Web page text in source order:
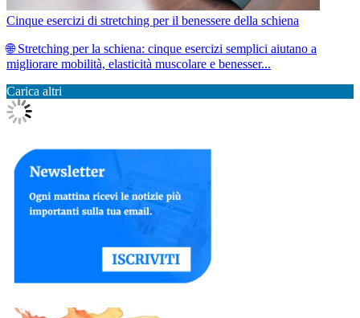
Cinque esercizi di stretching per il benessere della schiena
🌐 Stretching per la schiena: cinque esercizi semplici aiutano a
migliorare mobilità, elasticità muscolare e benesser...
Carica altri